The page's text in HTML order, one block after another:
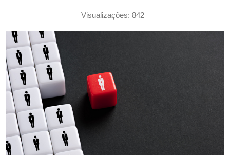
Visualizações: 842